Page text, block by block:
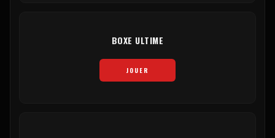
BOXE ULTIME
JOUER